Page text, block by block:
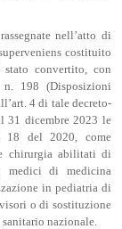
nell’atto di
costituito
convertito, con
198 (Disposizioni
4 di tale decreto-
31 dicembre 2023 le
18 del 2020, come
chirurgia abilitati di
medici di medicina
in pediatria di
o di sostituzione
nazionale.